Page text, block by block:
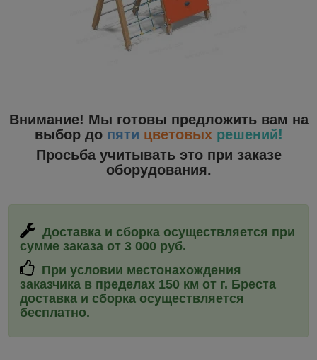
Внимание! Мы готовы предложить вам на
выбор до пяти цветовыхрешений!
Просьба учитывать это при заказе
оборудования.
Доставка и сборка осуществляется при
сумме заказа от 3 000 руб.
При условии местонахождения
заказчика в пределах 150 км от г. Бреста
доставка и сборка осуществляется
бесплатно.